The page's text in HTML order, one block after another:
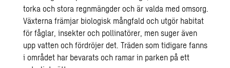
torka och stora regnmängder och är valda med omsorg.
Växterna främjar biologisk mångfald och utgör habitat
för fåglar, insekter och pollinatörer, men suger även
upp vatten och fördröjer det. Träden som tidigare fanns
i området har bevarats och ramar in parken på ett